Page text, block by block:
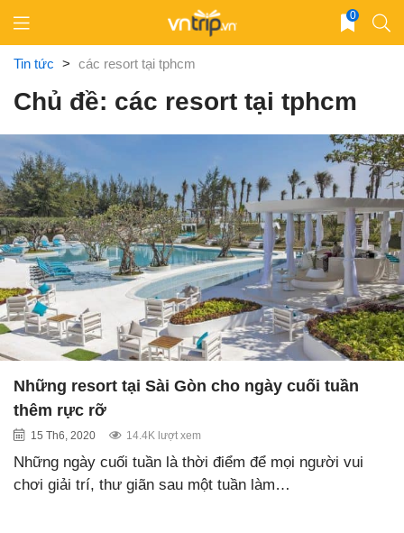
content
0
Tin tức > các resort tại tphcm
Chủ đề: các resort tại tphcm
Những resort tại Sài Gòn cho ngày cuối tuần
thêm rực rỡ
15 Th6, 2020 14.4K lượt xem
Những ngày cuối tuần là thời điểm để mọi người vui
chơi giải trí, thư giãn sau một tuần làm…